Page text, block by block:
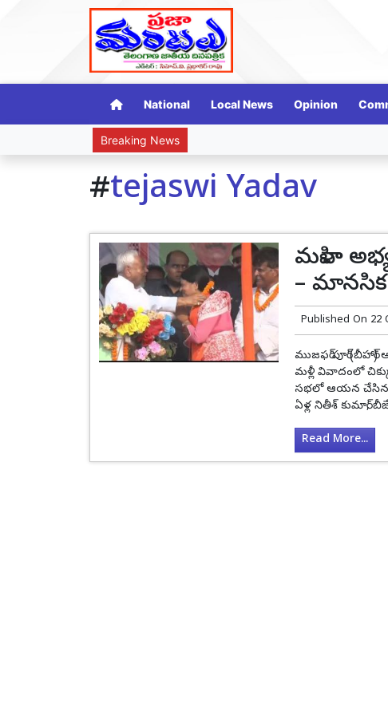
National Local News Opinion
Breaking News
#tejaswi Yadav
మహిళా
– మానసిక
Published On 22
ముజఫర్ పూర్
మళ్లీ వివాదంలో
సభలో ఆయన
ఏళ్ల నితీశ్ కుమార్,
Read More...